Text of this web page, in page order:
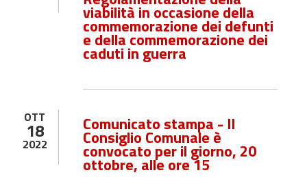
viabilità in occasione della
commemorazione dei defunti
e della commemorazione dei
caduti in guerra
OTT
18
2022
Comunicato stampa - Il
Consiglio Comunale è
convocato per il giorno, 20
ottobre, alle ore 15